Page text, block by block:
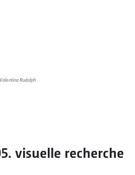
Rudolph
visuelle recherche